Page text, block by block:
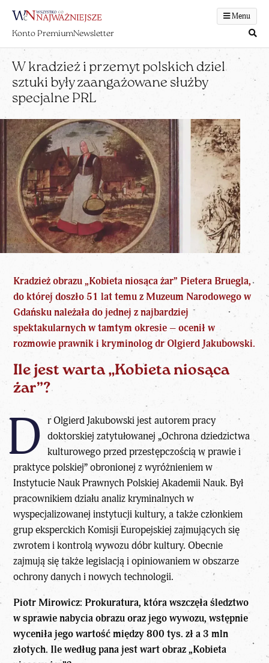
Menu
Konto PremiumNewsletter
W kradzież i przemyt polskich dziel
sztuki były zaangażowane służby
specjalne PRL
Kradzież obrazu „Kobieta niosąca żar” Pietera Bruegla,
do której doszło 51 lat temu z Muzeum Narodowego w
Gdańsku należała do jednej z najbardziej
spektakularnych w tamtym okresie – ocenił w
rozmowie prawnik i kryminolog dr Olgierd Jakubowski.
Ile jest warta „Kobieta niosąca
żar”?
D r Olgierd Jakubowski jest autorem pracy
doktorskiej zatytułowanej „Ochrona dziedzictwa
kulturowego przed przestępczością w prawie i
praktyce polskiej” obronionej z wyróżnieniem w
Instytucie Nauk Prawnych Polskiej Akademii Nauk. Był
pracownikiem działu analiz kryminalnych w
wyspecjalizowanej instytucji kultury, a także członkiem
grup eksperckich Komisji Europejskiej zajmujących się
zwrotem i kontrolą wywozu dóbr kultury. Obecnie
zajmują się także legislacją i opiniowaniem w obszarze
ochrony danych i nowych technologii.
Piotr Mirowicz: Prokuratura, która wszczęła śledztwo
w sprawie nabycia obrazu oraz jego wywozu, wstępnie
wyceniła jego wartość między 800 tys. zł a 3 mln
złotych. Ile według pana jest wart obraz „Kobieta